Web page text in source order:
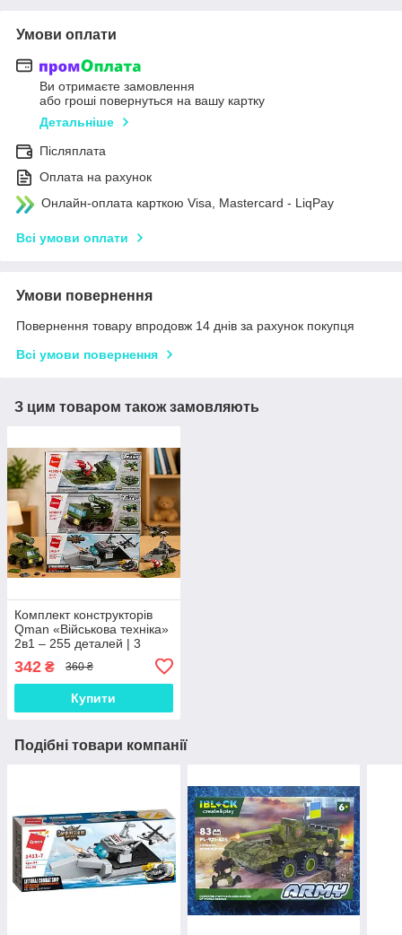
Умови оплати
Ви отримаєте замовлення
або гроші повернуться на вашу картку
Детальніше
Післяплата
Оплата на рахунок
Онлайн-оплата карткою Visa, Mastercard - LiqPay
Всі умови оплати
Умови повернення
Повернення товару впродовж 14 днів за рахунок покупця
Всі умови повернення
З цим товаром також замовляють
Комплект конструкторів
Qman «Військова техніка»
2в1 – 255 деталей | 3
342 ₴ 360 ₴
Купити
Подібні товари компанії